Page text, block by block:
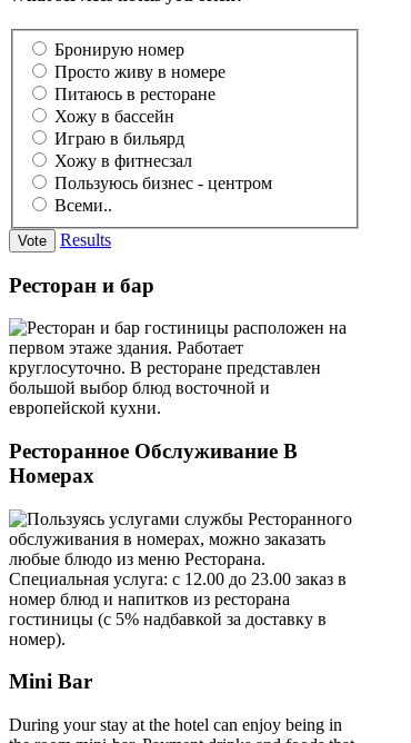
Бронирую номер
Просто живу в номере
Питаюсь в ресторане
Хожу в бассейн
Играю в бильярд
Хожу в фитнесзал
Пользуюсь бизнес - центром
Всеми..
Results
Ресторан и бар
Ресторан и бар гостиницы расположен на
первом этаже здания. Работает
круглосуточно. В ресторане представлен
большой выбор блюд восточной и
европейской кухни.
Ресторанное Обслуживание В
Номерах
Пользуясь услугами службы Ресторанного
обслуживания в номерах, можно заказать
любые блюдо из меню Ресторана.
Специальная услуга: с 12.00 до 23.00 заказ в
номер блюд и напитков из ресторана
гостиницы (с 5% надбавкой за доставку в
номер).
Mini Bar
During your stay at the hotel can enjoy being in